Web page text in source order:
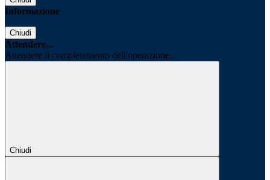
Informazione
Chiudi
Attendere...
Attendere il completamento dell'operazione...
Chiudi